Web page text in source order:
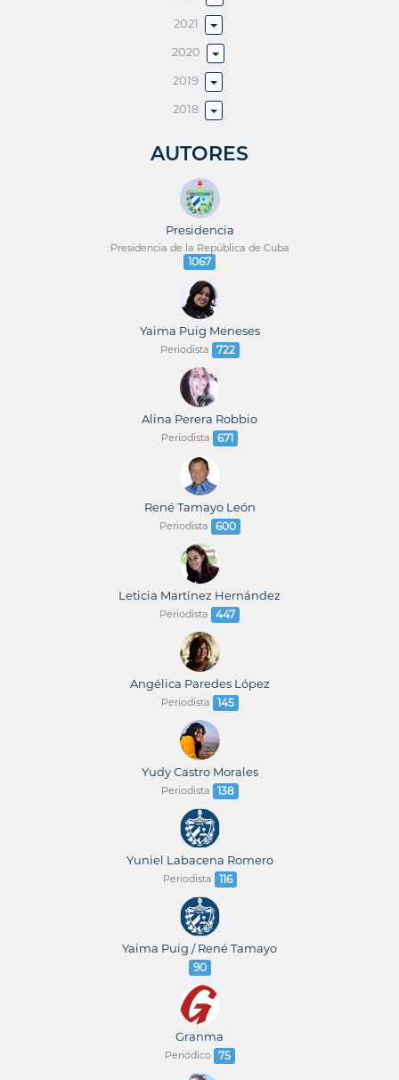
2021
2020
2019
2018
AUTORES
Presidencia
Presidencia de la República de Cuba
1067
Yaima Puig Meneses
Periodista 722
Alina Perera Robbio
Periodista 671
René Tamayo León
Periodista 600
Leticia Martínez Hernández
Periodista 447
Angélica Paredes López
Periodista 145
Yudy Castro Morales
Periodista 138
Yuniel Labacena Romero
Periodista 116
Yaima Puig / René Tamayo
90
Granma
Periódico 75